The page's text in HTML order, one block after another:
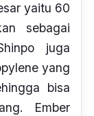
yaitu 60
sebagai
juga
yang
bisa
Ember